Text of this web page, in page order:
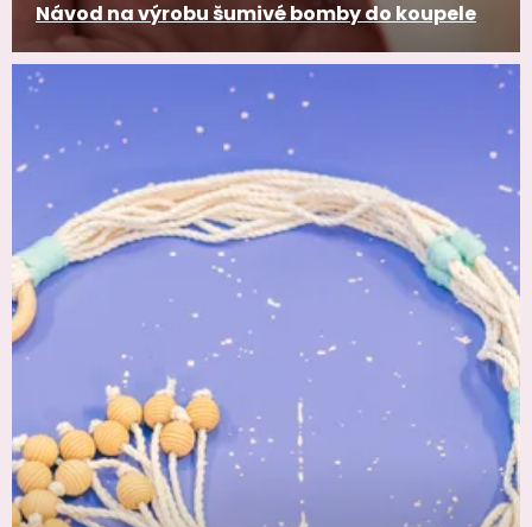
Návod na výrobu šumivé bomby do koupele